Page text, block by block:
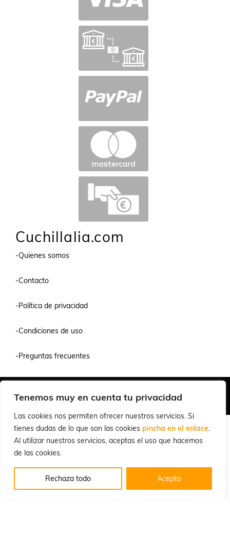
Tenemos muy en cuenta tu privacidad
Las cookies nos permiten ofrecer nuestros servicios. Si
tienes dudas de lo que son las cookies pincha en el enlace.
Al utilizar nuestros servicios, aceptas el uso que hacemos
de las cookies.
Rechaza todo Acepta
Cuchillalia.com
-Quienes somos
-Contacto
-Política de privacidad
-Condiciones de uso
-Preguntas frecuentes
© 2026 Cuchillalia.com